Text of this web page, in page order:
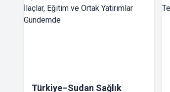
Türkiye–Sudan Sağlık